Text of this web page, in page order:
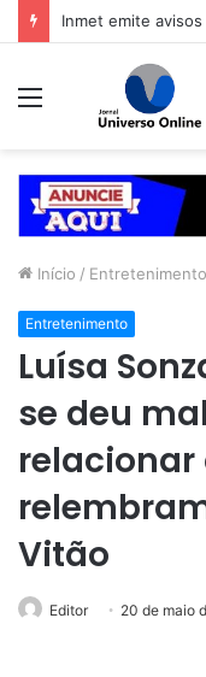
Inmet emite
Menu
Início / Entretenimento
Entretenimento
Luísa
se deu
relacionar
Vitão
Editor 20 de maio